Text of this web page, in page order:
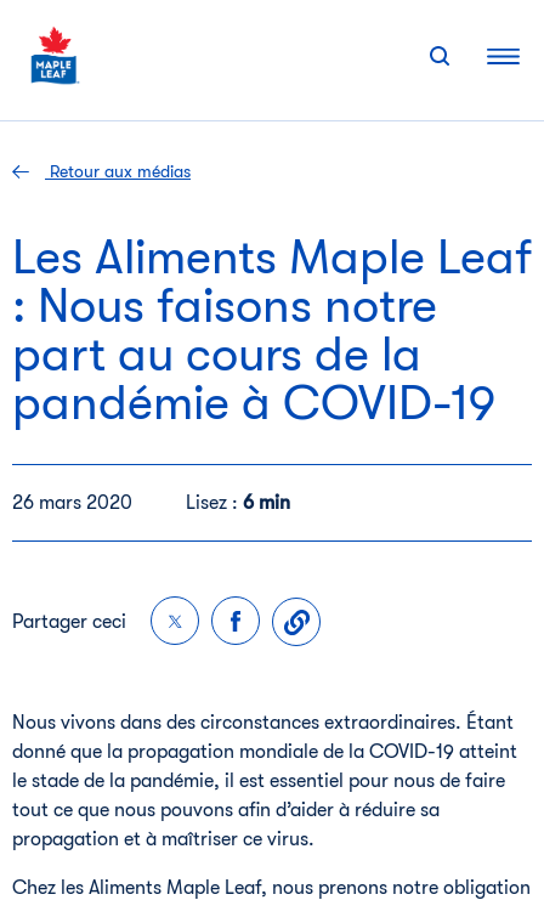
content
Retour aux médias
Les Aliments Maple Leaf
: Nous faisons notre
part au cours de la
pandémie à COVID-19
26 mars 2020 Lisez : 6 min
Partager ceci
Nous vivons dans des circonstances extraordinaires. Étant
donné que la propagation mondiale de la COVID-19 atteint
le stade de la pandémie, il est essentiel pour nous de faire
tout ce que nous pouvons afin d’aider à réduire sa
propagation et à maîtriser ce virus.
Chez les Aliments Maple Leaf, nous prenons notre obligation